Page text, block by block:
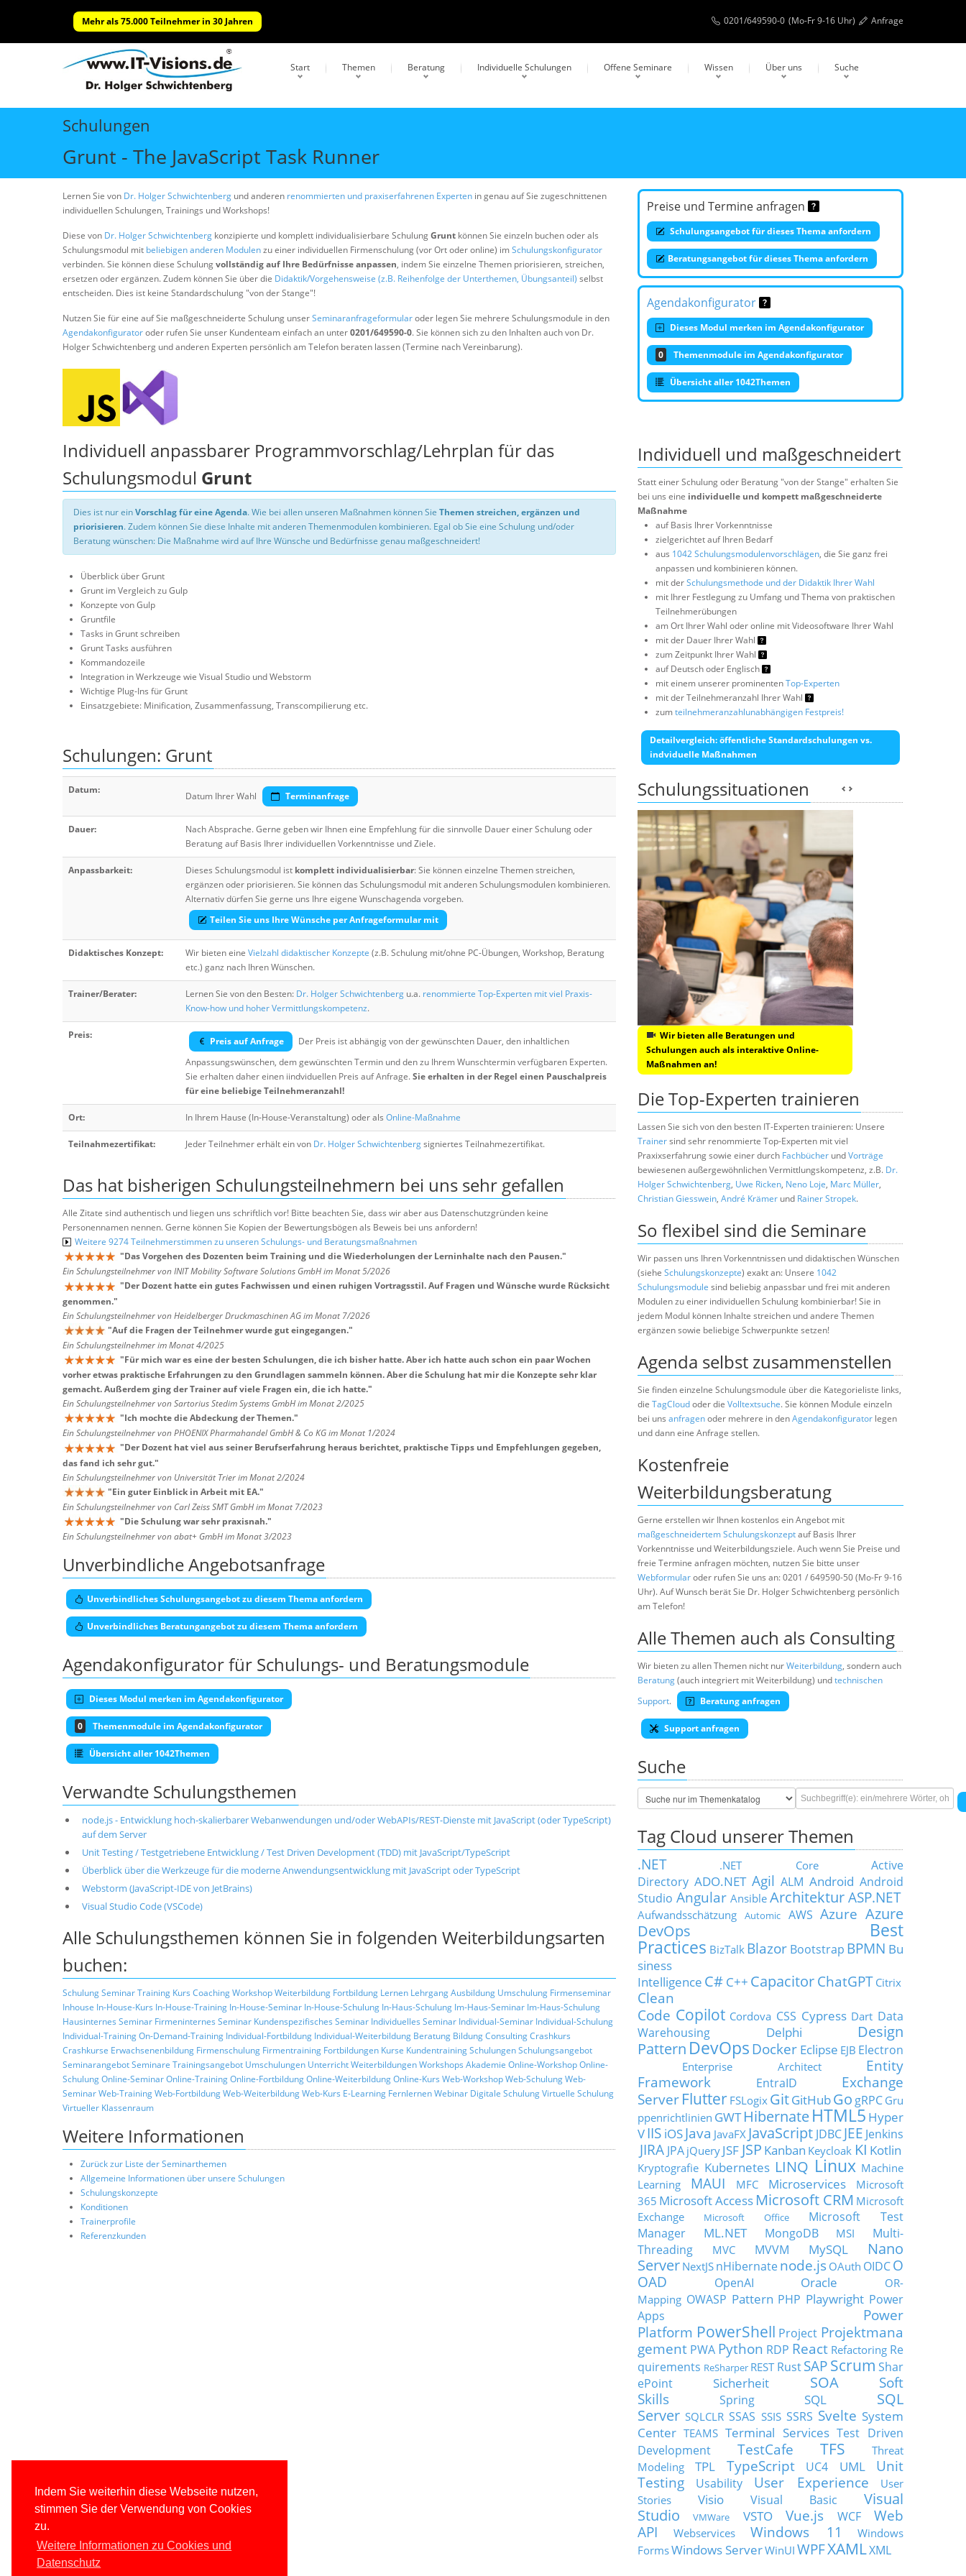
Indem Sie weiterhin diese Webseite nutzen,
stimmen Sie der Verwendung von Cookies
zu.
Weitere Informationen zu Cookies und
Datenschutz
Mehr als 75.000 Teilnehmer in 30 Jahren 0201/649590-0 (Mo-Fr 9-16 Uhr) Anfrage
Start Themen Beratung Individuelle Schulungen Offene Seminare Wissen Über uns Suche
Schulungen
Grunt - The JavaScript Task Runner
Lernen Sie von Dr. Holger Schwichtenberg und anderen renommierten und praxiserfahrenen Experten in genau auf Sie zugeschnittenen
individuellen Schulungen, Trainings und Workshops!
Diese von Dr. Holger Schwichtenberg konzipierte und komplett individualisierbare SchulungGrunt können Sie einzeln buchen oder als
Schulungsmodul mit beliebigen anderen Modulenzu einer individuellen Firmenschulung (vor Ort oder online) imSchulungskonfigurator
verbinden. Sie können diese Schulungvollständig auf Ihre Bedürfnisse anpassen, indem Sie einzelne Themen priorisieren, streichen,
ersetzen oder ergänzen. Zudem können Sie über die Didaktik/Vorgehensweise (z.B. Reihenfolge der Unterthemen, Übungsanteil) selbst
entscheiden. Dies ist keine Standardschulung "von der Stange"!
Nutzen Sie für eine auf Sie maßgeschneiderte Schulung unserSeminaranfrageformularoder legen Sie mehrere Schulungsmodule in den
Agendakonfiguratoroder rufen Sie unser Kundenteam einfach an unter0201/649590-0. Sie können sich zu den Inhalten auch von Dr.
Holger Schwichtenberg und anderen Experten persönlich am Telefon beraten lassen (Termine nach Vereinbarung).
Preise und Termine anfragen
Schulungsangebot für dieses Thema anfordern
Beratungsangebot für dieses Thema anfordern
Agendakonfigurator
Dieses Modul merken im Agendakonfigurator
0 Themenmodule im Agendakonfigurator
Übersicht aller 1042Themen
Individuell anpassbarer Programmvorschlag/Lehrplan für das
Schulungsmodul Grunt
Dies ist nur einVorschlag für eine Agenda. Wie bei allen unseren Maßnahmen können Sie Themen streichen, ergänzen und
priorisieren. Zudem können Sie diese Inhalte mit anderen Themenmodulen kombinieren. Egal ob Sie eine Schulung und/oder
Beratung wünschen: Die Maßnahme wird auf Ihre Wünsche und Bedürfnisse genau maßgeschneidert!
Überblick über Grunt
Grunt im Vergleich zu Gulp
Konzepte von Gulp
Gruntfile
Tasks in Grunt schreiben
Grunt Tasks ausführen
Kommandozeile
Integration in Werkzeuge wie Visual Studio und Webstorm
Wichtige Plug-Ins für Grunt
Einsatzgebiete: Minification, Zusammenfassung, Transcompilierung etc.
Schulungen: Grunt
Datum:
Datum Ihrer Wahl Terminanfrage
Dauer:
Nach Absprache. Gerne geben wir Ihnen eine Empfehlung für die sinnvolle Dauer einer Schulung oder
Beratung auf Basis Ihrer individuellen Vorkenntnisse und Ziele.
Anpassbarkeit: Dieses Schulungsmodul ist komplett individualisierbar: Sie können einzelne Themen streichen,
ergänzen oder priorisieren. Sie können das Schulungsmodul mit anderen Schulungsmodulen kombinieren.
Alternativ dürfen Sie gerne uns Ihre eigene Wunschagenda vorgeben.
Teilen Sie uns Ihre Wünsche per Anfrageformular mit
Didaktisches Konzept: Wir bieten eine Vielzahl didaktischer Konzepte (z.B. Schulung mit/ohne PC-Übungen, Workshop, Beratung
etc.) ganz nach Ihren Wünschen.
Trainer/Berater: Lernen Sie von den Besten: Dr. Holger Schwichtenberg u.a. renommierte Top-Experten mit viel Praxis-
Know-how und hoher Vermittlungskompetenz.
Preis:
Preis auf Anfrage
Der Preis ist abhängig von der gewünschten Dauer, den inhaltlichen
Anpassungswünschen, dem gewünschten Termin und den zu Ihrem Wunschtermin verfügbaren Experten.
Sie erhalten daher einen iindviduellen Preis auf Anfrage.Sie erhalten in der Regel einen Pauschalpreis
für eine beliebige Teilnehmeranzahl!
Ort: In Ihrem Hause (In-House-Veranstaltung) oder als Online-Maßnahme
Teilnahmezertifikat: Jeder Teilnehmer erhält ein von Dr. Holger Schwichtenbergsigniertes Teilnahmezertifikat.
Das hat bisherigen Schulungsteilnehmern bei uns sehr gefallen
Alle Zitate sind authentisch und liegen uns schriftlich vor! Bitte beachten Sie, dass wir aber aus Datenschutzgründen keine
Personennamen nennen. Gerne können Sie Kopien der Bewertungsbögen als Beweis bei uns anfordern!
Weitere 9274 Teilnehmerstimmen zu unseren Schulungs- und Beratungsmaßnahmen
"Das Vorgehen des Dozenten beim Training und die Wiederholungen der Lerninhalte nach den Pausen."
Ein Schulungsteilnehmer von INIT Mobility Software Solutions GmbH im Monat 5/2026
"Der Dozent hatte ein gutes Fachwissen und einen ruhigen Vortragsstil. Auf Fragen und Wünsche wurde Rücksicht
genommen."
Ein Schulungsteilnehmer von Heidelberger Druckmaschinen AG im Monat 7/2026
"Auf die Fragen der Teilnehmer wurde gut eingegangen."
Ein Schulungsteilnehmer im Monat 4/2025
"Für mich war es eine der besten Schulungen, die ich bisher hatte. Aber ich hatte auch schon ein paar Wochen
vorher etwas praktische Erfahrungen zu den Grundlagen sammeln können. Aber die Schulung hat mir die Konzepte sehr klar
gemacht. Außerdem ging der Trainer auf viele Fragen ein, die ich hatte."
Ein Schulungsteilnehmer von Sartorius Stedim Systems GmbH im Monat 2/2025
"Ich mochte die Abdeckung der Themen."
Ein Schulungsteilnehmer von PHOENIX Pharmahandel GmbH & Co KG im Monat 1/2024
"Der Dozent hat viel aus seiner Berufserfahrung heraus berichtet, praktische Tipps und Empfehlungen gegeben,
das fand ich sehr gut."
Ein Schulungsteilnehmer von Universität Trier im Monat 2/2024
"Ein guter Einblick in Arbeit mit EA."
Ein Schulungsteilnehmer von Carl Zeiss SMT GmbH im Monat 7/2023
"Die Schulung war sehr praxisnah."
Ein Schulungsteilnehmer von abat+ GmbH im Monat 3/2023
Unverbindliche Angebotsanfrage
Unverbindliches Schulungsangebot zu diesem Thema anfordern
Unverbindliches Beratungangebot zu diesem Thema anfordern
Agendakonfigurator für Schulungs- und Beratungsmodule
Dieses Modul merken im Agendakonfigurator
0 Themenmodule im Agendakonfigurator
Übersicht aller 1042Themen
Verwandte Schulungsthemen
node.js - Entwicklung hoch-skalierbarer Webanwendungen und/oder WebAPIs/REST-Dienste mit JavaScript (oder TypeScript)
auf dem Server
Unit Testing / Testgetriebene Entwicklung / Test Driven Development (TDD) mit JavaScript/TypeScript
Überblick über die Werkzeuge für die moderne Anwendungsentwicklung mit JavaScript oder TypeScript
Webstorm (JavaScript-IDE von JetBrains)
Visual Studio Code (VSCode)
Alle Schulungsthemen können Sie in folgenden Weiterbildungsarten
buchen:
SchulungSeminarTraining Kurs CoachingWorkshopWeiterbildung Fortbildung Lernen LehrgangAusbildung Umschulung Firmenseminar
Inhouse In-House-Kurs In-House-Training In-House-Seminar In-House-Schulung In-Haus-Schulung Im-Haus-Seminar Im-Haus-Schulung
Hausinternes Seminar Firmeninternes Seminar Kundenspezifisches Seminar Individuelles Seminar Individual-Seminar Individual-Schulung
Individual-TrainingOn-Demand-Training Individual-Fortbildung Individual-Weiterbildung Beratung BildungConsultingCrashkurs
Crashkurse Erwachsenenbildung Firmenschulung Firmentraining Fortbildungen Kurse KundentrainingSchulungenSchulungsangebot
SeminarangebotSeminare Trainingsangebot Umschulungen UnterrichtWeiterbildungenWorkshops Akademie Online-WorkshopOnline-
SchulungOnline-SeminarOnline-TrainingOnline-FortbildungOnline-WeiterbildungOnline-Kurs Web-WorkshopWeb-SchulungWeb-
SeminarWeb-TrainingWeb-FortbildungWeb-WeiterbildungWeb-Kurs E-Learning FernlernenWebinar Digitale SchulungVirtuelle Schulung
Virtueller Klassenraum
Weitere Informationen
Zurück zur Liste der Seminarthemen
Allgemeine Informationen über unsere Schulungen
Schulungskonzepte
Konditionen
Trainerprofile
Referenzkunden
Individuell und maßgeschneidert
Statt einer Schulung oder Beratung "von der Stange" erhalten Sie
bei uns eine individuelle und kompett maßgeschneiderte
Maßnahme
auf Basis Ihrer Vorkenntnisse
zielgerichtet auf Ihren Bedarf
aus 1042 Schulungsmodulenvorschlägen, die Sie ganz frei
anpassen und kombinieren können.
mit derSchulungsmethode und der Didaktik Ihrer Wahl
mit Ihrer Festlegung zu Umfang und Thema von praktischen
Teilnehmerübungen
am Ort Ihrer Wahl oder online mit Videosoftware Ihrer Wahl
mit der Dauer Ihrer Wahl
zum Zeitpunkt Ihrer Wahl
auf Deutsch oder Englisch
mit einem unserer prominentenTop-Experten
mit der Teilnehmeranzahl Ihrer Wahl
zumteilnehmeranzahlunabhängigen Festpreis!
Detailvergleich: öffentliche Standardschulungen vs.
indviduelle Maßnahmen
Schulungssituationen
Wir bieten alle Beratungen und
Schulungen auch als interaktive Online-
Maßnahmen an!
Die Top-Experten trainieren
Lassen Sie sich von den besten IT-Experten trainieren: Unsere
Trainersind sehr renommierte Top-Experten mit viel
Praxixserfahrung sowie einer durch Fachbücher undVorträge
bewiesenen außergewöhnlichen Vermittlungskompetenz, z.B. Dr.
Holger Schwichtenberg, Uwe Ricken, Neno Loje, Marc Müller,
Christian Giesswein, André Krämer und Rainer Stropek.
So flexibel sind die Seminare
Wir passen uns Ihren Vorkenntnissen und didaktischen Wünschen
(siehe Schulungskonzepte) exakt an: Unsere 1042
Schulungsmodule sind beliebig anpassbar und frei mit anderen
Modulen zu einer individuellen Schulung kombinierbar! Sie in
jedem Modul können Inhalte streichen und andere Themen
ergänzen sowie beliebige Schwerpunkte setzen!
Agenda selbst zusammenstellen
Sie finden einzelne Schulungsmodule über die Kategorieliste links,
die TagCloudoder die Volltextsuche. Sie können Module einzeln
bei uns anfragenoder mehrere in denAgendakonfigurator legen
und dann eine Anfrage stellen.
Kostenfreie
Weiterbildungsberatung
Gerne erstellen wir Ihnen kostenlos ein Angebot mit
maßgeschneidertem Schulungskonzeptauf Basis Ihrer
Vorkenntnisse und Weiterbildungsziele. Auch wenn Sie Preise und
freie Termine anfragen möchten, nutzen Sie bitte unser
Webformularoder rufen Sie uns an: 0201 / 649590-50 (Mo-Fr 9-16
Uhr). Auf Wunsch berät Sie Dr. Holger Schwichtenberg persönlich
am Telefon!
Alle Themen auch als Consulting
Wir bieten zu allen Themen nicht nurWeiterbildung, sondern auch
Beratung(auch integriert mit Weiterbildung) undtechnischen
Support. Beratung anfragen
Support anfragen
Suche
Tag Cloud unserer Themen
.NET .NET Core
Active
Directory ADO.NET Agil ALM Android Android
Studio Angular Ansible Architektur ASP.NET
Aufwandsschätzung Automic AWS Azure Azure
DevOps
Best
Practices BizTalk Blazor Bootstrap BPMN Bu
siness
Intelligence C# C++ Capacitor ChatGPT Citrix
Clean
Code Copilot Cordova CSS Cypress Dart Data
Warehousing
Delphi
Design
Pattern DevOps Docker Eclipse EJB Electron
Enterprise Architect
Entity
Framework
EntraID
Exchange
Server Flutter FSLogix GitGitHubGo gRPC Gru
ppenrichtlinien GWT HibernateHTML5 Hyper
VIIS iOSJava JavaFX JavaScript JDBC JEE Jenkins
JIRA JPA jQuery JSF JSP Kanban Keycloak KI Kotlin
Kryptografie Kubernetes LINQ Linux Machine
Learning
MAUI MFC Microservices
Microsoft
365 Microsoft Access Microsoft CRM Microsoft
Exchange
Microsoft Office
Microsoft Test
Manager
ML.NET MongoDB MSI
Multi-
Threading
MVC MVVM MySQL
Nano
Server NextJS nHibernatenode.js OAuth OIDCO
OAD
OpenAI Oracle
OR-
Mapping OWASP Pattern PHP Playwright Power
Apps
Power
Platform PowerShell Project Projektmana
gement PWA Python RDP React Refactoring Re
quirements ReSharper REST Rust SAP Scrum Shar
ePoint
Sicherheit SOA
Soft
Skills
Spring SQL
SQL
Server SQLCLR SSAS SSIS SSRS Svelte System
Center TEAMS Terminal Services Test Driven
Development
TestCafe TFS
Threat
Modeling
TPL TypeScript UC4 UML
Unit
Testing
Usability User Experience
User
Stories
Visio Visual Basic
Visual
Studio
VMWare VSTO Vue.js WCF
Web
API
Webservices Windows 11
Windows
FormsWindows ServerWinUI WPFXAMLXML